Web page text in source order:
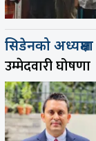
सिडेनको अध्यक्षमा
उम्मेदवारी घोषणा